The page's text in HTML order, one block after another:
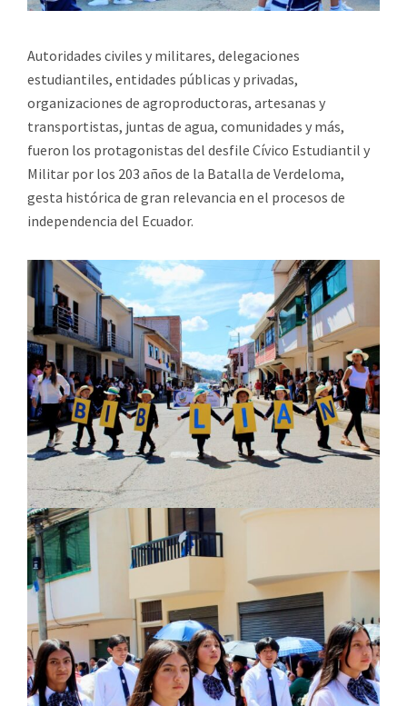
Autoridades civiles y militares, delegaciones
estudiantiles, entidades públicas y privadas,
organizaciones de agroproductoras, artesanas y
transportistas, juntas de agua, comunidades y más,
fueron los protagonistas del desfile Cívico Estudiantil y
Militar por los 203 años de la Batalla de Verdeloma,
gesta histórica de gran relevancia en el procesos de
independencia del Ecuador.